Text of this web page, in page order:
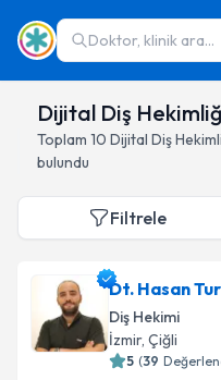
Doktor, klinik ara...
Dijital Diş
Toplam 10 Dijital Diş
bulundu
Filtrele
Dt. Hasan
Diş Hekimi
İzmir, Çiğli
5 (39